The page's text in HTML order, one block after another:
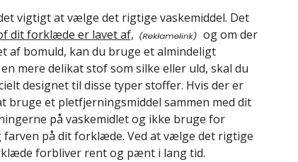
vigtigt at vælge det rigtige vaskemiddel. Det
dit forklæde er lavet af,
og om der
af bomuld, kan du bruge et almindeligt
mere delikat stof som silke eller uld, skal du
designet til disse typer stoffer. Hvis der er
et pletfjerningsmiddel sammen med dit
på vaskemidlet og ikke bruge for
på dit forklæde. Ved at vælge det rigtige
forbliver rent og pænt i lang tid.